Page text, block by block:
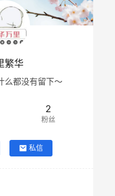
繁华
么都没有留下～
2
粉丝
私信